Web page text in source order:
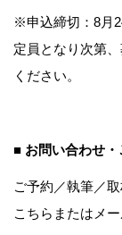
※申込締切：8月
定員となり次第
ください。
■ お問い合わせ・
ご予約／執筆／
こちら またはメ